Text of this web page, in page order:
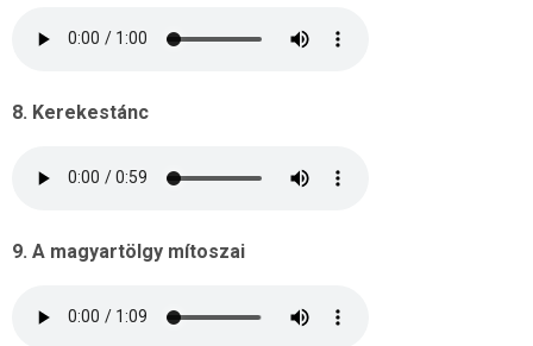
8. Kerekestánc
9. A magyartölgy mítoszai